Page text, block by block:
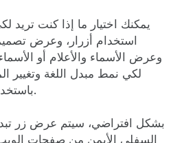
يمكنك اختيار ما إذا كنت تريد
استخدام أزرار، وعرض
وعرض الأسماء والأعلام أو
باستخدام الرموز القصيرة.
بشكل افتراضي، سيتم عرض زر
السفلي الأيمن من صفحات